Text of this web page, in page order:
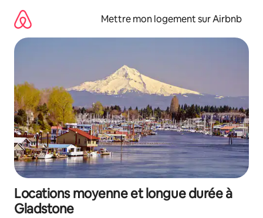
directement
contenu
Mettre mon logement sur Airbnb
Locations moyenne et longue durée à
Gladstone